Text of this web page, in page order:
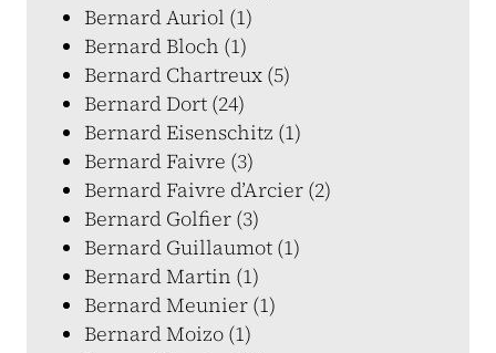
Bernard Auriol (1)
Bernard Bloch (1)
Bernard Chartreux (5)
Bernard Dort (24)
Bernard Eisenschitz (1)
Bernard Faivre (3)
Bernard Faivre d’Arcier (2)
Bernard Golfier (3)
Bernard Guillaumot (1)
Bernard Martin (1)
Bernard Meunier (1)
Bernard Moizo (1)